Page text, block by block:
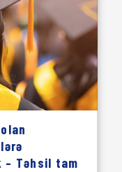
– Təhsil tam